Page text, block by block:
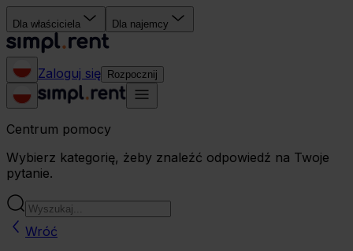
Dla właściciela Dla najemcy
Zaloguj się Rozpocznij
Centrum pomocy
Wybierz kategorię, żeby znaleźć odpowiedź na Twoje
pytanie.
Wróć